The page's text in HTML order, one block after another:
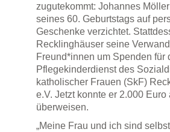
zugutekommt: Johannes
seines 60. Geburtstags auf
Geschenke verzichtet.
Recklinghäuser seine
Freund*innen um Spenden für
Pflegekinderdienst des
katholischer Frauen (SkF)
e.V. Jetzt konnte er 2.000 Euro
überweisen.
„Meine Frau und ich sind